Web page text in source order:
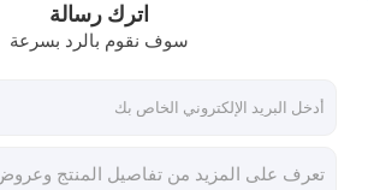
اترك رسالة
سوف نقوم بالرد بسرعة